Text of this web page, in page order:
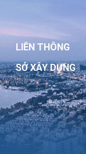
LIÊN THÔNG
SỞ XÂY DỰNG